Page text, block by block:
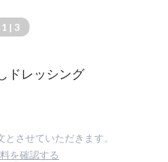
1 | 3
ドレッシング
させていただきます。
を確認する